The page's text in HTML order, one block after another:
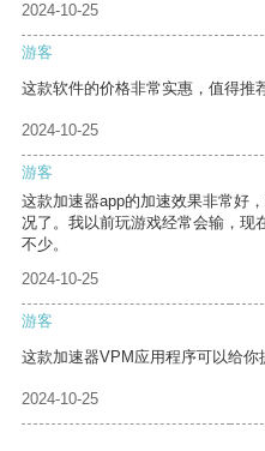
2024-10-25
游客
这款软件的价格非常实惠，值得推
2024-10-25
游客
这款加速器app的加速效果非常好
况了。我以前玩游戏经常会输，现
不少。
2024-10-25
游客
这款加速器VPM应用程序可以给你
2024-10-25